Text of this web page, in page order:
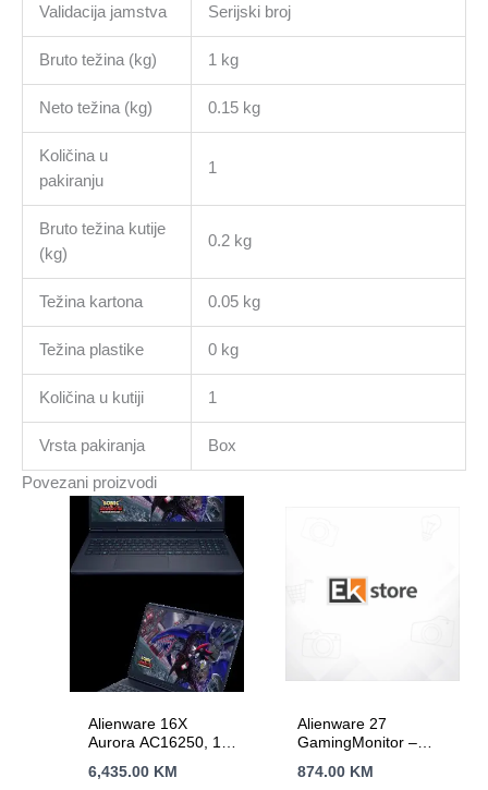
Validacija jamstva Serijski broj
Bruto težina (kg) 1 kg
Neto težina (kg) 0.15 kg
Količina u
pakiranju
1
Bruto težina kutije
(kg)
0.2 kg
Težina kartona 0.05 kg
Težina plastike 0 kg
Količina u kutiji 1
Vrsta pakiranja Box
Povezani proizvodi
Alienware 16X
Aurora AC16250, 16"
1600) 240Hz, 300
6,435.00 KM
Alienware 27
GamingMonitor –
68.47cm
874.00 KM